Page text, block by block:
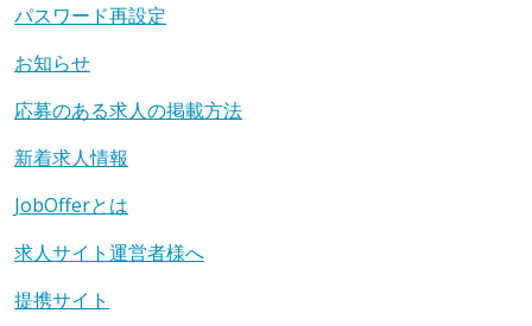
パスワード再設定
お知らせ
応募のある求人の掲載方法
新着求人情報
JobOfferとは
求人サイト運営者様へ
提携サイト